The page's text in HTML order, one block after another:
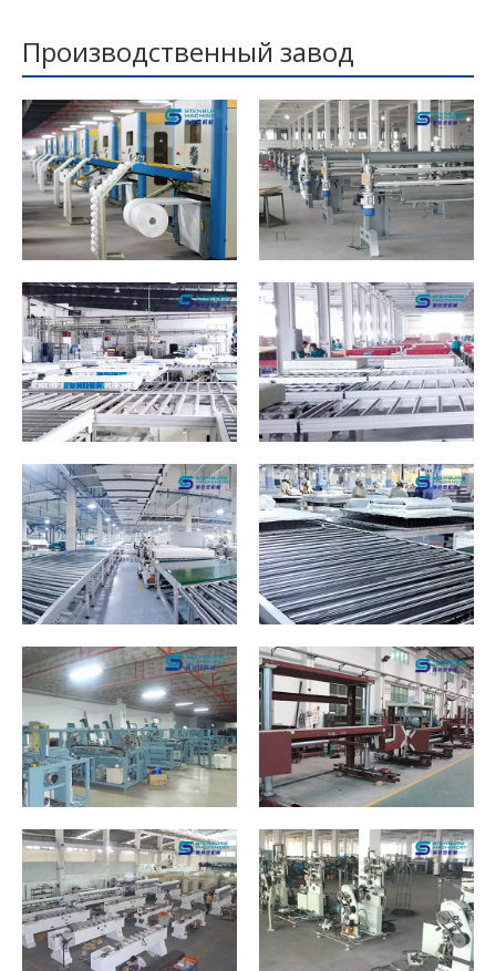
Производственный завод